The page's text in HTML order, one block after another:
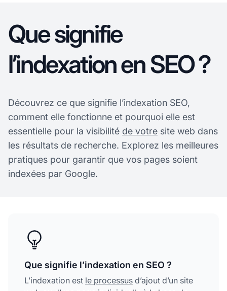
Que signifie
l’indexation en SEO ?
Découvrez ce que signifie l’indexation SEO,
comment elle fonctionne et pourquoi elle est
essentielle pour la visibilité de votre site web dans
les résultats de recherche. Explorez les meilleures
pratiques pour garantir que vos pages soient
indexées par Google.
Que signifie l’indexation en SEO ?
L’indexation est le processus d’ajout d’un site